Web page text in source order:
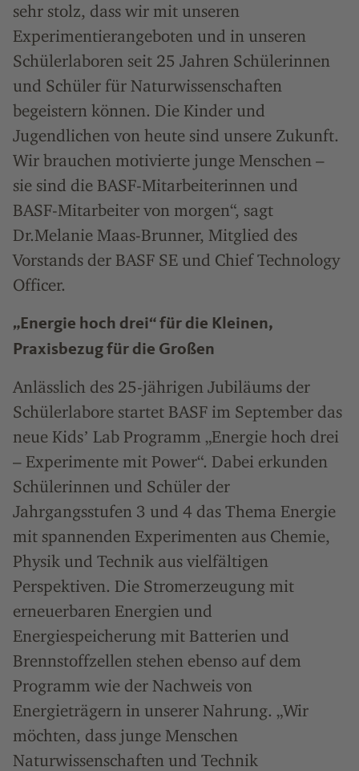
sehr stolz, dass wir mit unseren
Experimentierangeboten und in unseren
Schülerlaboren seit 25 Jahren Schülerinnen
und Schüler für Naturwissenschaften
begeistern können. Die Kinder und
Jugendlichen von heute sind unsere Zukunft.
Wir brauchen motivierte junge Menschen –
sie sind die BASF-Mitarbeiterinnen und
BASF-Mitarbeiter von morgen“, sagt
Dr.Melanie Maas-Brunner, Mitglied des
Vorstands der BASF SE und Chief Technology
Officer.
„Energie hoch drei“ für die Kleinen,
Praxisbezug für die Großen
Anlässlich des 25-jährigen Jubiläums der
Schülerlabore startet BASF im September das
neue Kidsʼ Lab Programm „Energie hoch drei
– Experimente mit Power“. Dabei erkunden
Schülerinnen und Schüler der
Jahrgangsstufen 3 und 4 das Thema Energie
mit spannenden Experimenten aus Chemie,
Physik und Technik aus vielfältigen
Perspektiven. Die Stromerzeugung mit
erneuerbaren Energien und
Energiespeicherung mit Batterien und
Brennstoffzellen stehen ebenso auf dem
Programm wie der Nachweis von
Energieträgern in unserer Nahrung. „Wir
möchten, dass junge Menschen
Naturwissenschaften und Technik